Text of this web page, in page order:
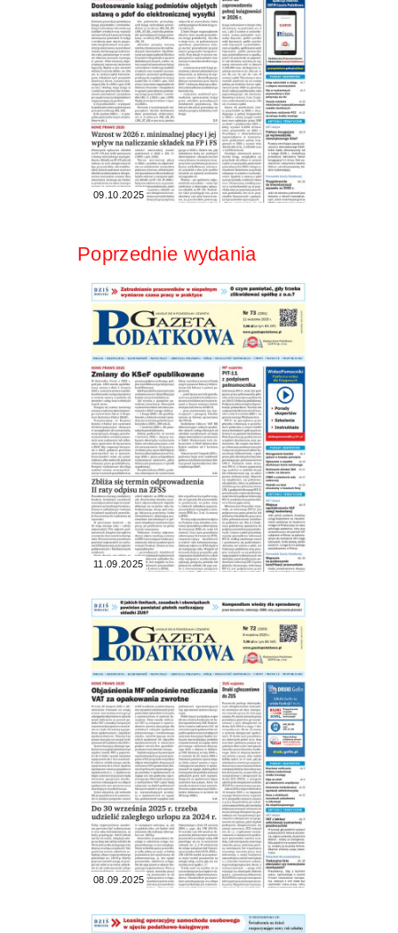
09.10.2025
Poprzednie wydania
11.09.2025
08.09.2025